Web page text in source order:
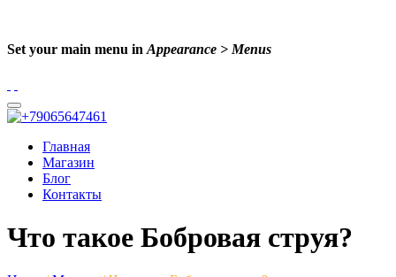
Set your main menu in Appearance > Menus
Главная
Магазин
Блог
Контакты
Что такое Бобровая струя?